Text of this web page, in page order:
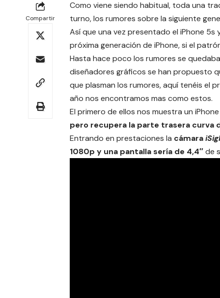
Compartir
Como viene siendo habitual, toda una
turno, los rumores sobre la siguiente
Así que una vez presentado el iPhone
próxima generación de iPhone, si el
Hasta hace poco los rumores se
diseñadores gráficos se han propuesto
que plasman los rumores, aquí tenéis el
año nos encontramos mas como estos.
El primero de ellos nos muestra un
pero recupera la parte trasera curva
Entrando en prestaciones la cámara
1080p y una pantalla sería de 4,4″de